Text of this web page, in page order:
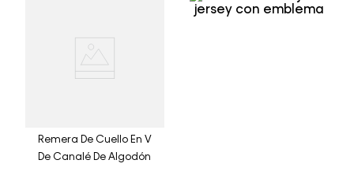
Remera De Cuello En V
De Canalé De Algodón